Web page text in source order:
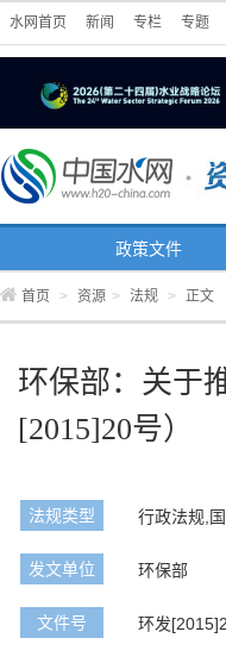
水网首页 新闻 专栏 专题
政策文件
首页 > 资源 > 法规 > 正文
环保部：关于
[2015]20号）
法规类型 行政法规,
发文单位 环保部
文件号 环发